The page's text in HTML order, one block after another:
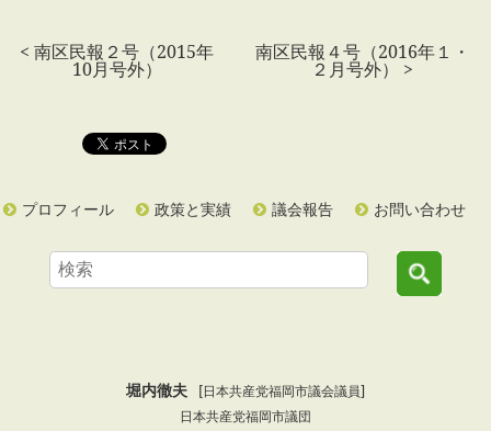
< 南区民報２号（2015年
10月号外）
南区民報４号（2016年１・
２月号外） >
プロフィール 政策と実績 議会報告 お問い合わせ
堀内徹夫
[日本共産党福岡市議会議員]
日本共産党福岡市議団